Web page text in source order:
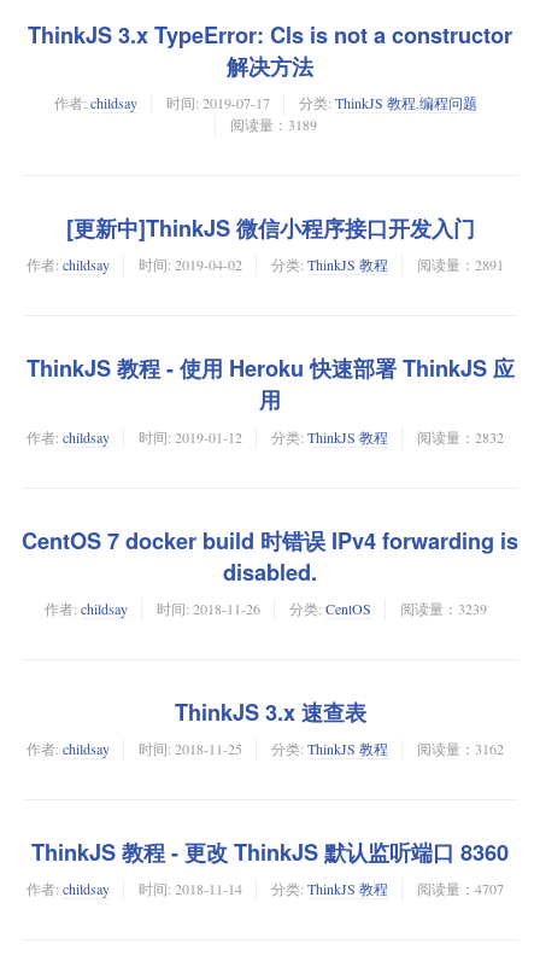
ThinkJS 3.x TypeError: Cls is not a constructor
解决方法
作者: childsay 时间: 2019-07-17 分类: ThinkJS 教程 编程问题
阅读量：3189
[更新中]ThinkJS 微信小程序接口开发入门
作者: childsay 时间: 2019-04-02 分类: ThinkJS 教程 阅读量：2891
ThinkJS 教程 - 使用 Heroku 快速部署 ThinkJS 应
用
作者: childsay 时间: 2019-01-12 分类: ThinkJS 教程 阅读量：2832
CentOS 7 docker build 时错误 IPv4 forwarding is
disabled.
作者: childsay 时间: 2018-11-26 分类: CentOS 阅读量：3239
ThinkJS 3.x 速查表
作者: childsay 时间: 2018-11-25 分类: ThinkJS 教程 阅读量：3162
ThinkJS 教程 - 更改 ThinkJS 默认监听端口 8360
作者: childsay 时间: 2018-11-14 分类: ThinkJS 教程 阅读量：4707